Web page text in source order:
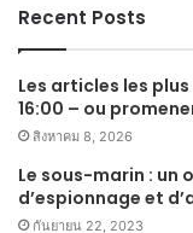
Recent Posts
Les articles les
16:00 – ou
สิงหาคม 8, 2026
Le sous-marin : un
d’espionnage et
กันยายน 22, 2023